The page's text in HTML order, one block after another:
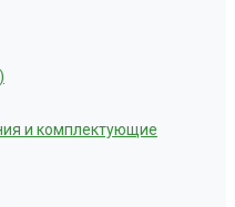
и комплектующие